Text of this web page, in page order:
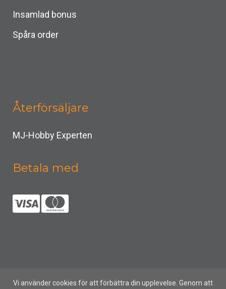
Vi använder cookies för att förbättra din upplevelse. Genom att
Insamlad bonus
Spåra order
Återförsäljare
MJ-Hobby Experten
Betala med